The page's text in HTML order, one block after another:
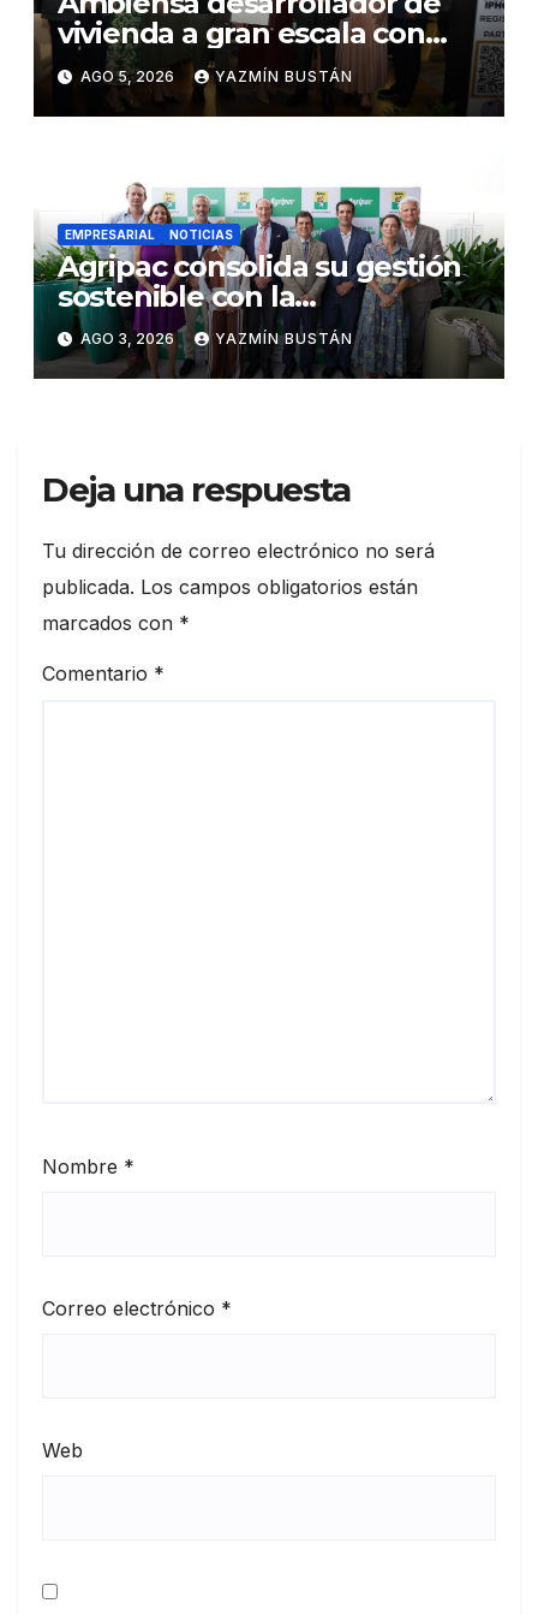
vivienda a gran escala con
estándares internacionales
de sostenibilidad
AGO 5, 2026 YAZMÍN BUSTÁN
EMPRESARIAL NOTICIAS
Agripac consolida su gestión
sostenible con la
presentación de su octava
Memoria de Sostenibilidad
AGO 3, 2026 YAZMÍN BUSTÁN
Deja una respuesta
Tu dirección de correo electrónico no será
publicada. Los campos obligatorios están
marcados con *
Comentario *
Nombre *
Correo electrónico *
Web